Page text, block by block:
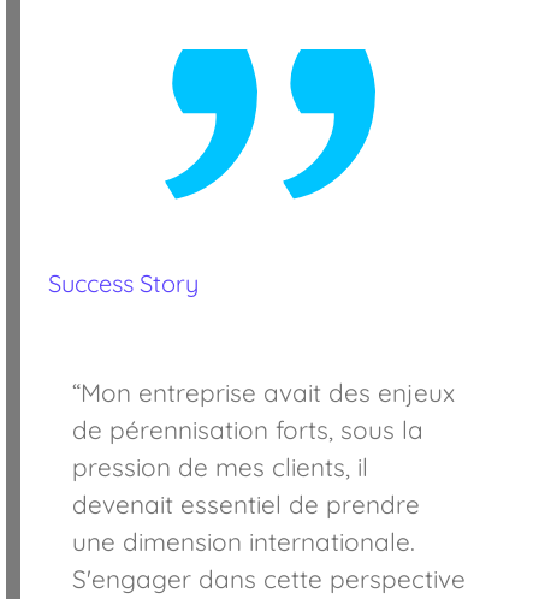
Success Story
“Mon entreprise avait des enjeux
de pérennisation forts, sous la
pression de mes clients, il
devenait essentiel de prendre
une dimension internationale.
S'engager dans cette perspective